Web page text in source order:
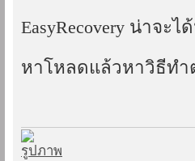
EasyRecovery น่าจะไ
หาโหลดแล้วหาวิธีทำ